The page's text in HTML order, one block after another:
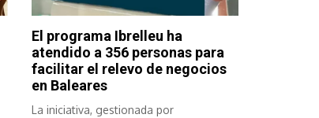
El programa Ibrelleu ha
atendido a 356 personas para
facilitar el relevo de negocios
en Baleares
La iniciativa, gestionada por